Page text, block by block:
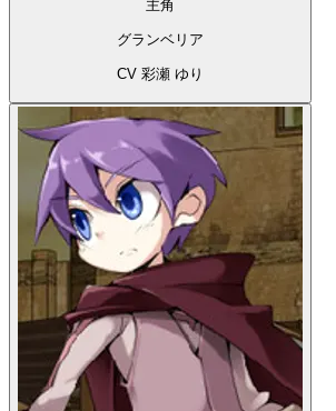
主角
グランベリア
CV 彩瀬 ゆり